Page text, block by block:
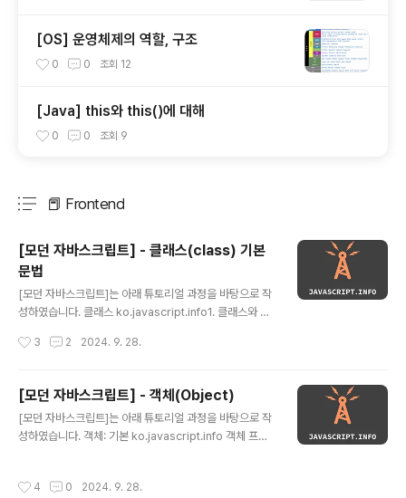
[OS] 운영체제의 역할, 구조
0 0 조회 12
[Java] this와 this()에 대해
0 0 조회 9
📕 Frontend
[모던 자바스크립트] - 클래스(class) 기본
문법
[모던 자바스크립트]는 아래 튜토리얼 과정을 바탕으로 작
성하였습니다. 클래스 ko.javascript.info1. 클래스와 기
생성해야 하는 경우가 있습니다. 이럴 때 new function을
로 class라는 문법을 사용하여 객체를 만들 수도 있습니
다. 기본 문법기본문법은 비슷합니다. class MyClass {
constructor() { ... } method() { ... }} 조금 다른 점이 있
다면, constructor()는 new에 의해 자동으로 호출되어,
3 2 2024. 9. 28.
[모던 자바스크립트] - 객체(Object)
[모던 자바스크립트]는 아래 튜토리얼 과정을 바탕으로 작
성하였습니다. 객체: 기본 ko.javascript.info 객체 프로
시다.1. 객체객체형 타입을 제외한 나머지 7가지 타입들은
4 0 2024. 9. 28.